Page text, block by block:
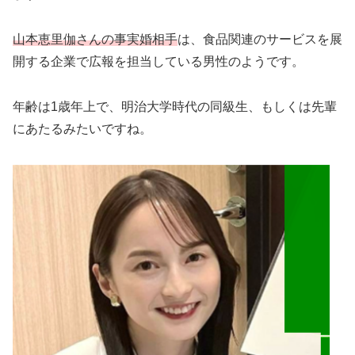
山本恵里伽さんの事実婚相手は、食品関連のサービスを展
開する企業で広報を担当している男性のようです。
年齢は1歳年上で、明治大学時代の同級生、もしくは先輩
にあたるみたいですね。